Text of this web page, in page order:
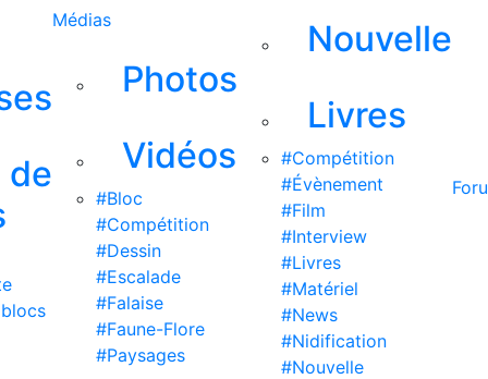
de
Médias
Photos
Vidéos
#Bloc
#Compétition
#Dessin
#Escalade
#Falaise
#Faune-Flore
#Paysages
Nouvelle
Livres
#Compétition
#Évènement
#Film
#Interview
#Livres
#Matériel
#News
#Nidification
#Nouvelle